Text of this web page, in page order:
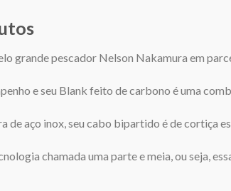
grande pescador Nelson Nakamura em
e seu Blank feito de carbono é uma
de aço inox, seu cabo bipartido é de cortiça
chamada uma parte e meia, ou seja,